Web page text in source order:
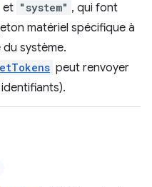
et "system" , qui font
matériel spécifique à
du système.
peut renvoyer